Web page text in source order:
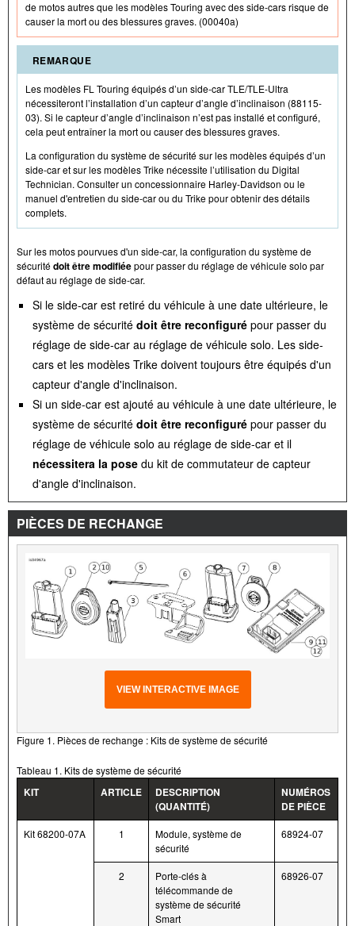
de motos autres que les modèles Touring avec des side-cars risque de
causer la mort ou des blessures graves. (00040a)
REMARQUE
Les modèles FL Touring équipés d’un side-car TLE/TLE-Ultra
nécessiteront l’installation d’un capteur d’angle d’inclinaison (88115-
03). Si le capteur d’angle d’inclinaison n’est pas installé et configuré,
cela peut entraîner la mort ou causer des blessures graves.
La configuration du système de sécurité sur les modèles équipés d’un
side-car et sur les modèles Trike nécessite l’utilisation du Digital
Technician. Consulter un concessionnaire Harley-Davidson ou le
manuel d'entretien du side-car ou du Trike pour obtenir des détails
complets.
Sur les motos pourvues d'un side-car, la configuration du système de
sécuritédoit être modifiéepour passer du réglage de véhicule solo par
défaut au réglage de side-car.
Si le side-car est retiré du véhicule à une date ultérieure, le
système de sécurité doit être reconfiguré pour passer du
réglage de side-car au réglage de véhicule solo. Les side-
cars et les modèles Trike doivent toujours être équipés d'un
capteur d'angle d'inclinaison.
Si un side-car est ajouté au véhicule à une date ultérieure, le
système de sécurité doit être reconfiguré pour passer du
réglage de véhicule solo au réglage de side-car et il
nécessitera la pose du kit de commutateur de capteur
d'angle d'inclinaison.
PIÈCES DE RECHANGE
VIEW INTERACTIVE IMAGE
Figure 1. Pièces de rechange : Kits de système de sécurité
Tableau 1. Kits de système de sécurité
KIT ARTICLE
DESCRIPTION
(QUANTITÉ)
NUMÉROS
DE PIÈCE
Kit 68200-07A 1
Module, système de
sécurité
68924-07
2
Porte-clés à
télécommande de
système de sécurité
Smart
68926-07